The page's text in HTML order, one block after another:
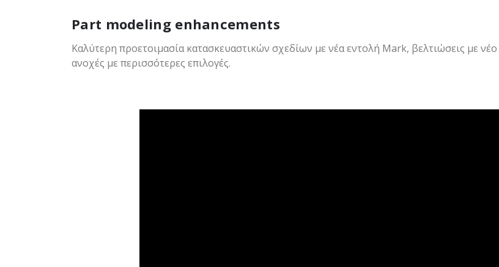
Part modeling enhancements
Καλύτερη προετοιμασία κατασκευαστικών σχεδίων με νέα εντολή Mark, βελτιώσεις με νέο
ανοχές με περισσότερες επιλογές.